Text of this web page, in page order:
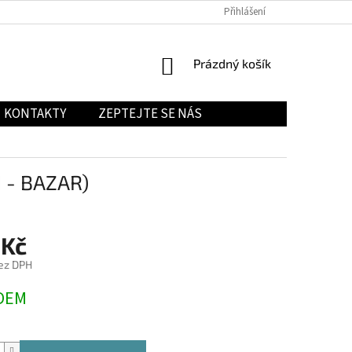
Přihlášení
NÁKUPNÍ
Prázdný košík
KONTAKTY ZEPTEJTE SE NÁS
- BAZAR)
DPH